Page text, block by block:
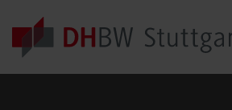
Skip to main content